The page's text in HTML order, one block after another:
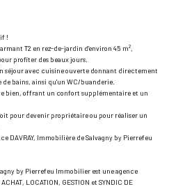
!
T2 en rez-de-jardin d’environ 45 m²,
profiter des beaux jours.
séjour avec cuisine ouverte donnant directement
de bains, ainsi qu'un WC/buanderie.
bien, offrant un confort supplémentaire et un
pour devenir propriétaire ou pour réaliser un
DAVRAY, Immobilière de Salvagny by Pierrefeu
by Pierrefeu Immobilier est une agence
LOCATION, GESTION et SYNDIC DE